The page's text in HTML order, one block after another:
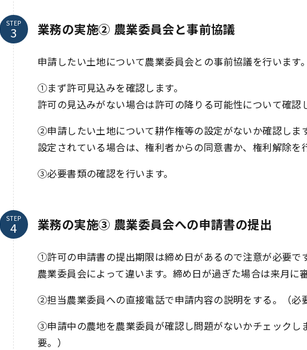
STEP 業務の実施② 農業委員会と事前協議
申請したい土地について農業委員会との事前協議を行います。
①まず許可見込みを確認します。
許可の見込みがない場合は許可の降りる可能性について確認
②申請したい土地について耕作権等の設定がないか確認します
設定されている場合は、権利者からの同意書か、権利解除を
③必要書類の確認を行います。
STEP 業務の実施③ 農業委員会への申請書の提出
①許可の申請書の提出期限は締め日があるので注意が必要です
農業委員会によって違います。締め日が過ぎた場合は来月に
②担当農業委員への直接電話で申請内容の説明をする。（必
③申請中の農地を農業委員が確認し問題がないかチェックし
要。）